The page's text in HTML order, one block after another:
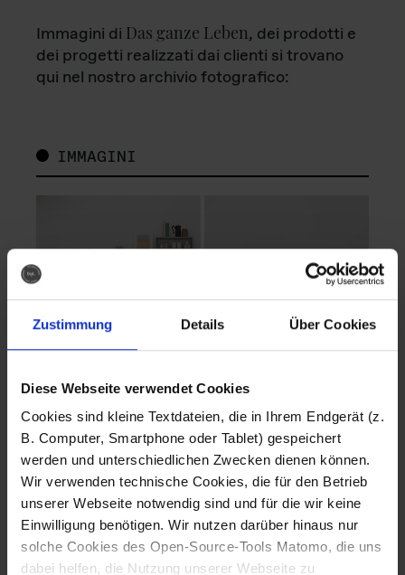
Zustimmung Details Über Cookies
Diese Webseite verwendet Cookies
Cookies sind kleine Textdateien, die in Ihrem Endgerät (z.
B. Computer, Smartphone oder Tablet) gespeichert
werden und unterschiedlichen Zwecken dienen können.
Wir verwenden technische Cookies, die für den Betrieb
unserer Webseite notwendig sind und für die wir keine
Einwilligung benötigen. Wir nutzen darüber hinaus nur
solche Cookies des Open-Source-Tools Matomo, die uns
dabei helfen, die Nutzung unserer Webseite zu
Immagini di Das ganze Leben, dei prodotti e
dei progetti realizzati dai clienti si trovano
qui nel nostro archivio fotografico:
IMMAGINI
Fotografo: Lorenz
Sternbach
Download
Fotografo: Lorenz
Sternbach
Download